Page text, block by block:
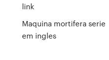
link
Maquina mortifera serie
em ingles